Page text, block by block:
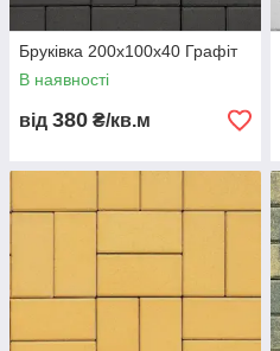
Бруківка 200х100х40 Графіт
В наявності
від 380 ₴/кв.м